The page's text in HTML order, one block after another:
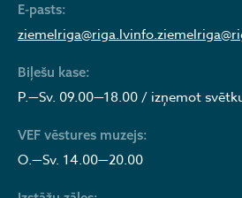
E-pasts:
ziemelriga@riga.lv
Biļešu kase:
P.—Sv. 09.00—18.00 / izņemot
VEF vēstures muzejs:
O.—Sv. 14.00—20.00